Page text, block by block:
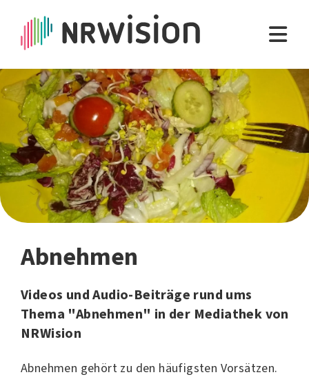
Abnehmen
Videos und Audio-Beiträge rund ums
Thema "Abnehmen" in der Mediathek von
NRWision
Abnehmen gehört zu den häufigsten Vorsätzen.